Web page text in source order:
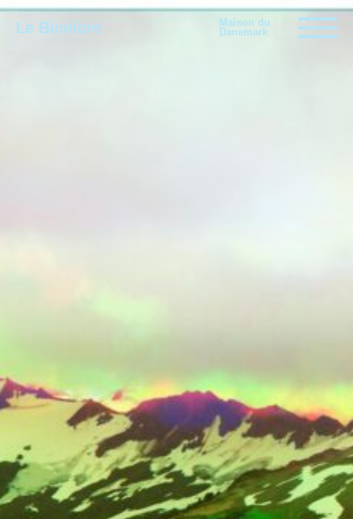
Le Bicolore
E-shop
Info
Exhibition Space
Press room
Partners
Fr
Maison du
Danemark